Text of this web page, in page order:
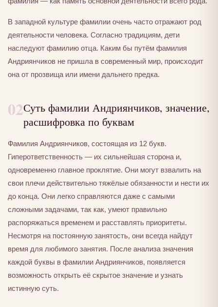
В западной культуре фамилии очень часто отражают род
деятельности человека. Согласно традициям, дети
наследуют фамилию отца. Каким бы путём фамилия
Андриянчиков не пришла в современный мир, происходит
она от прозвища или имени дальнего предка.
02Суть фамилии Андриянчиков, значение,
расшифровка по буквам
Фамилия Андриянчиков, состоящая из 12 букв.
Гиперответственность — их сильнейшая сторона и,
одновременно главное проклятие. Они могут взвалить на
свои плечи действительно тяжёлые обязанности и нести их
до конца. Они легко справляются даже с самыми
сложными задачами, так как, умеют правильно
распоряжаться временем и расставлять приоритеты.
Несмотря на постоянную занятость, они всегда найдут
время для любимого занятия. После анализа значения
каждой буквы в фамилии Андриянчиков, появляется
возможность открыть её скрытое значение и узнать
истинную суть.